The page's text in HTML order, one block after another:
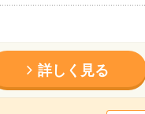
詳しく見る